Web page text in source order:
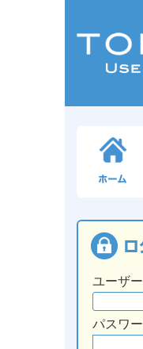
ユーザ
パスワ